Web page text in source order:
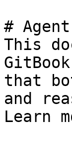
#
This
that
and
Learn